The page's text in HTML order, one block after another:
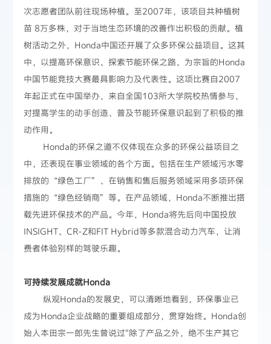
次志愿者团队前往现场种植。至2007年，该项目共种植树
苗 8万多株，对于当地生态环境的改善作出积极的贡献。植
树活动之外，Honda中国还开展了众多环保公益项目。这其
中，以提高环保意识、探索节能环保之路、为宗旨的Honda
中国节能竞技大赛最具影响力及代表性。这项比赛自2007
年起正式在中国举办，来自全国103所大学院校热情参与，
对提高学生的动手创造、普及节能环保意识起到了积极的推
动作用。
Honda的环保之道不仅体现在众多的环保公益项目之
中，还表现在事业领域的各个方面。包括在生产领域污水零
排放的“绿色工厂”、在销售和售后服务领域采用多项环保
措施的“绿色经销商”等。在产品领域，Honda不断推出搭
载先进环保技术的产品。今年，Honda将先后向中国投放
INSIGHT、CR-Z和FIT Hybrid等多款混合动力汽车，让消
费者体验别样的驾驶乐趣。
可持续发展成就Honda
纵观Honda的发展史，可以清晰地看到，环保事业已
成为Honda企业战略的重要组成部分，贯穿始终。Honda创
始人本田宗一郎先生曾说过"除了产品之外，绝不生产其它